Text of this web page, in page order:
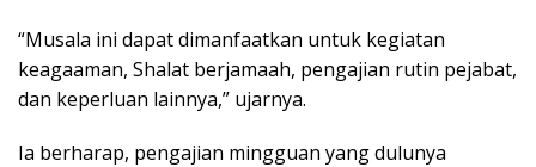
“Musala ini dapat dimanfaatkan untuk kegiatan
keagaaman, Shalat berjamaah, pengajian rutin pejabat,
dan keperluan lainnya,” ujarnya.
Ia berharap, pengajian mingguan yang dulunya